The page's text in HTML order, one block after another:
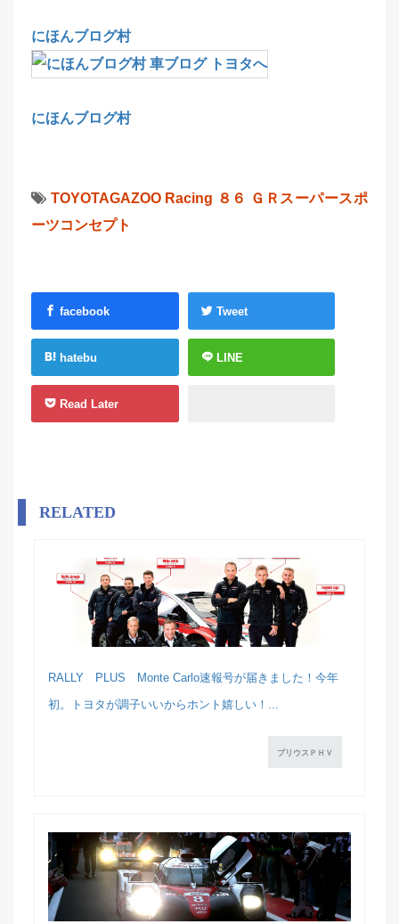
にほんブログ村
にほんブログ村
TOYOTAGAZOO Racing ８６
ＧＲスーパースポ
ーツコンセプト
facebook Tweet
hatebu LINE
Read Later
RELATED
RALLY PLUS Monte Carlo速報号が届きました！今年
初。トヨタが調子いいからホント嬉しい！...
プリウスＰＨＶ